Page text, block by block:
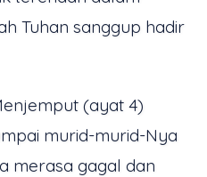
Tuhan sanggup hadir
(ayat 4)
murid-murid-Nya
merasa gagal dan